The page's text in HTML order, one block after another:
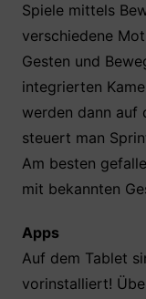
Spiele mittels
verschiedene
Gesten und
integrierten
werden dann auf
steuert man
Am besten
mit bekannten
Apps
Auf dem Tablet
vorinstalliert!